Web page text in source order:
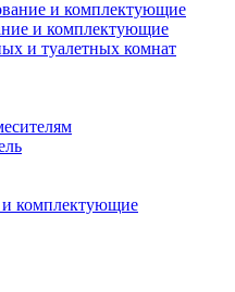
и комплектующие
и туалетных комнат
комплектующие